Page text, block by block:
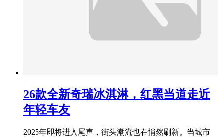
26款全新奇瑞冰淇淋，红黑当道走近
年轻车友
2025年即将进入尾声，街头潮流也在悄然刷新。当城市